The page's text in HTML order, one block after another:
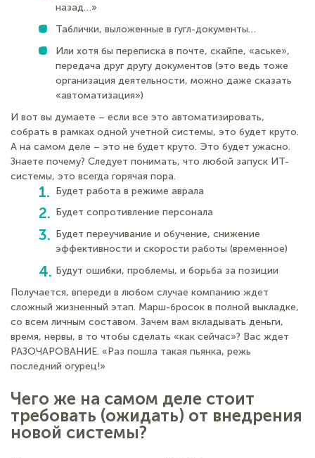
назад…»
Таблички, выложенные в гугл-документы…
Или хотя бы переписка в почте, скайпе, «аське»,
передача друг другу документов (это ведь тоже
организация деятельности, можно даже сказать
«автоматизация»)
И вот вы думаете – если все это автоматизировать,
собрать в рамках одной учетной системы, это будет круто.
А на самом деле – это не будет круто. Это будет ужасно.
Знаете почему? Следует понимать, что любой запуск ИТ-
системы, это всегда горячая пора.
Будет работа в режиме аврала
Будет сопротивление персонала
Будет переучивание и обучение, снижение
эффективности и скорости работы (временное)
Будут ошибки, проблемы, и борьба за позиции
Получается, впереди в любом случае компанию ждет
сложный жизненный этап. Марш-бросок в полной выкладке,
со всем личным составом. Зачем вам вкладывать деньги,
время, нервы, в то чтобы сделать «как сейчас»? Вас ждет
РАЗОЧАРОВАНИЕ. «Раз пошла такая пьянка, режь
последний огурец!»
Чего же на самом деле стоит
требовать (ожидать) от внедрения
новой системы?